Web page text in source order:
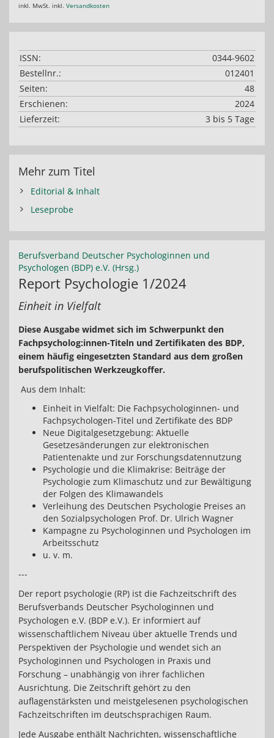
inkl. MwSt. inkl. Versandkosten
ISSN:
0344-9602
Bestellnr.:
012401
Seiten:
48
Erschienen:
2024
Lieferzeit:
3 bis 5 Tage
Mehr zum Titel
Editorial & Inhalt
Leseprobe
Berufsverband Deutscher Psychologinnen und
Psychologen (BDP) e.V. (Hrsg.)
Report Psychologie 1/2024
Einheit in Vielfalt
Diese Ausgabe widmet sich im Schwerpunkt den
Fachpsycholog:innen-Titeln und Zertifikaten des BDP,
einem häufig eingesetzten Standard aus dem großen
berufspolitischen Werkzeugkoffer.
Aus dem Inhalt:
Einheit in Vielfalt: Die Fachpsychologinnen- und
Fachpsychologen-Titel und Zertifikate des BDP
Neue Digitalgesetzgebung: Aktuelle
Gesetzesänderungen zur elektronischen
Patientenakte und zur Forschungsdatennutzung
Psychologie und die Klimakrise: Beiträge der
Psychologie zum Klimaschutz und zur Bewältigung
der Folgen des Klimawandels
Verleihung des Deutschen Psychologie Preises an
den Sozialpsychologen Prof. Dr. Ulrich Wagner
Kampagne zu Psychologinnen und Psychologen im
Arbeitsschutz
u. v. m.
---
Der report psychologie (RP) ist die Fachzeitschrift des
Berufsverbands Deutscher Psychologinnen und
Psychologen e.V. (BDP e.V.). Er informiert auf
wissenschaftlichem Niveau über aktuelle Trends und
Perspektiven der Psychologie und wendet sich an
Psychologinnen und Psychologen in Praxis und
Forschung – unabhängig von ihrer fachlichen
Ausrichtung. Die Zeitschrift gehört zu den
auflagenstärksten und meistgelesenen psychologischen
Fachzeitschriften im deutschsprachigen Raum.
Jede Ausgabe enthält Nachrichten, wissenschaftliche